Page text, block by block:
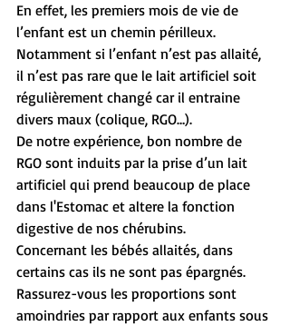
En effet, les premiers mois de vie de
l’enfant est un chemin périlleux.
Notamment si l’enfant n’est pas allaité,
il n’est pas rare que le lait artificiel soit
régulièrement changé car il entraine
divers maux (colique, RGO…).
De notre expérience, bon nombre de
RGO sont induits par la prise d’un lait
artificiel qui prend beaucoup de place
dans l'Estomac et altere la fonction
digestive de nos chérubins.
Concernant les bébés allaités, dans
certains cas ils ne sont pas épargnés.
Rassurez-vous les proportions sont
amoindries par rapport aux enfants sous